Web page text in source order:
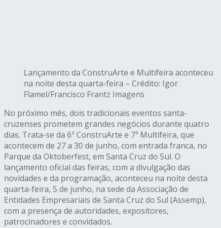
Lançamento da ConstruArte e Multifeira aconteceu
na noite desta quarta-feira – Crédito: Igor
Flamel/Francisco Frantz Imagens
No próximo mês, dois tradicionais eventos santa-
cruzenses prometem grandes negócios durante quatro
dias. Trata-se da 6ª ConstruArte e 7ª Multifeira, que
acontecem de 27 a 30 de junho, com entrada franca, no
Parque da Oktoberfest, em Santa Cruz do Sul. O
lançamento oficial das feiras, com a divulgação das
novidades e da programação, aconteceu na noite desta
quarta-feira, 5 de junho, na sede da Associação de
Entidades Empresariais de Santa Cruz do Sul (Assemp),
com a presença de autoridades, expositores,
patrocinadores e convidados.